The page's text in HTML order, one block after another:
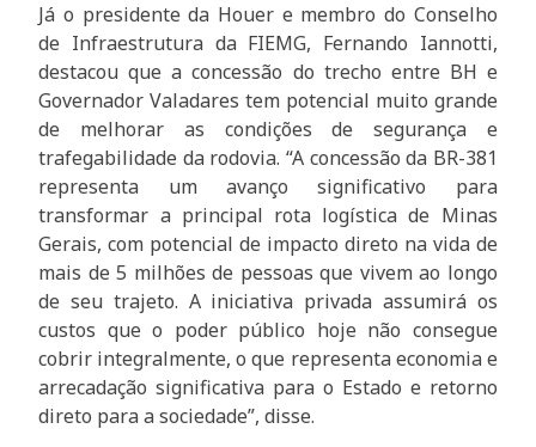
Já o presidente da Houer e membro do Conselho
de Infraestrutura da FIEMG, Fernando Iannotti,
destacou que a concessão do trecho entre BH e
Governador Valadares tem potencial muito grande
de melhorar as condições de segurança e
trafegabilidade da rodovia. “A concessão da BR-381
representa um avanço significativo para
transformar a principal rota logística de Minas
Gerais, com potencial de impacto direto na vida de
mais de 5 milhões de pessoas que vivem ao longo
de seu trajeto. A iniciativa privada assumirá os
custos que o poder público hoje não consegue
cobrir integralmente, o que representa economia e
arrecadação significativa para o Estado e retorno
direto para a sociedade”, disse.